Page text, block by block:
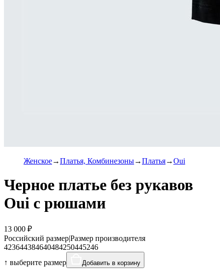
Женское Платья, Комбинезоны Платья Oui
Черное платье без рукавов
Oui с рюшами
13 000 ₽
Российский размер|Размер производителя
423644384640484250445246
↑ выберите размер
Добавить в корзину